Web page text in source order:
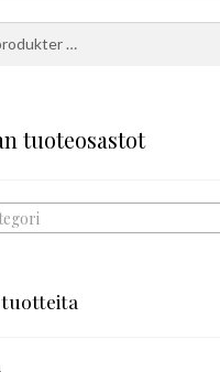
tuoteosastot